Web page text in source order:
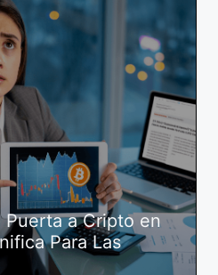
Puerta a Cripto en
Para Las